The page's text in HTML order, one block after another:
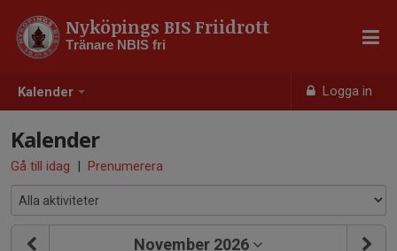
Kalender Logga in
Nyköpings BIS Friidrott
Tränare NBIS fri
Kalender
Gå till idag | Prenumerera
November 2026